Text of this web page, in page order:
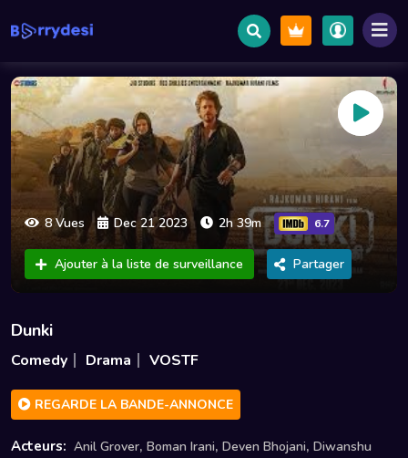
8 Vues Dec 21 2023 2h 39m 6.7
Ajouter à la liste de surveillance Partager
Dunki
Comedy Drama VOSTF
REGARDE LA BANDE-ANNONCE
Acteurs: Anil Grover, Boman Irani, Deven Bhojani, Diwanshu